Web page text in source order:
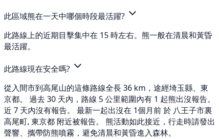
此區域熊在一天中哪個時段最活躍?
此路線上的近期目擊集中在 15 時左右。熊一般在清晨和黃昏
最活躍。
此路線現在安全嗎?
從入間市到高尾山的這條路線全長 36 km，途經埼玉縣、東
京都。 過去 30 天內，路線 5 公里範圍內有 1 起熊出沒報告。
近 7 天內沒有報告。 最新一起出沒在 1個月前 於 八王子市裏
高尾町, 東京都 附近被報告。 熊活動如此接近，行走時請發出
聲響、攜帶防熊噴霧，避免清晨和黃昏進入森林。